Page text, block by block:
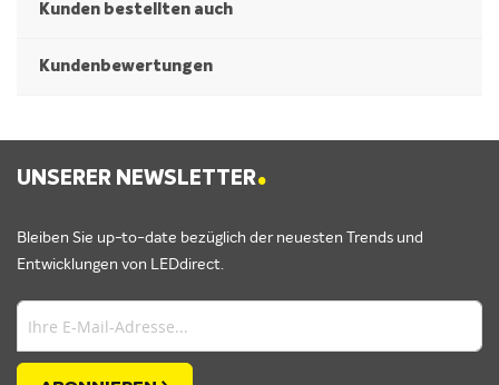
Kunden bestellten auch
Kundenbewertungen
UNSERER NEWSLETTER.
Bleiben Sie up-to-date bezüglich der neuesten Trends und
Entwicklungen von LEDdirect.